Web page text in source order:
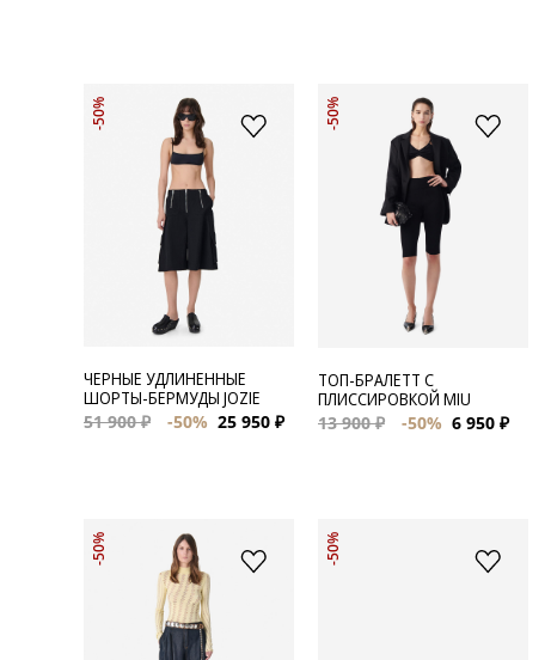
-50%
ЧЕРНЫЕ УДЛИНЕННЫЕ
ШОРТЫ-БЕРМУДЫ JOZIE
51 900 ₽
-50% 25 950 ₽
-50%
ТОП-БРАЛЕТТ С
ПЛИССИРОВКОЙ MIU
13 900 ₽
-50% 6 950 ₽
-50% -50%